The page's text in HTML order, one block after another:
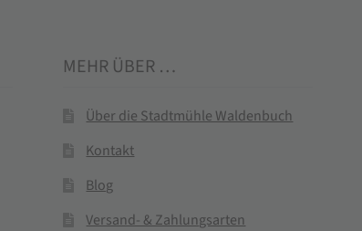
MEHR ÜBER …
Über die Stadtmühle Waldenbuch
Kontakt
Blog
Versand- & Zahlungsarten